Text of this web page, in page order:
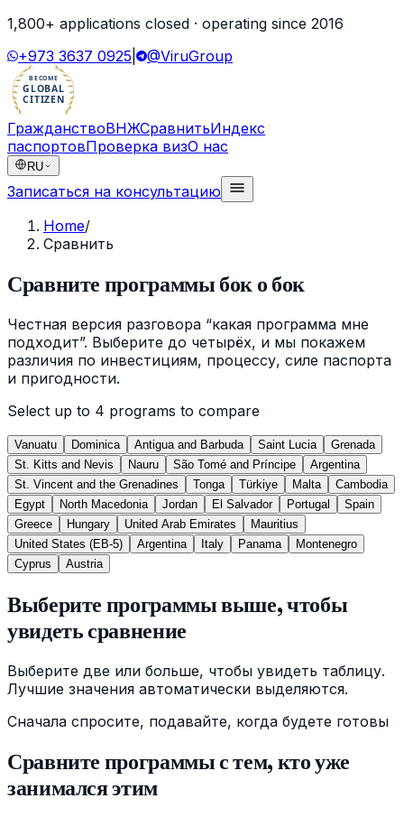
1,800+ applications closed · operating since 2016
+973 3637 0925
@ViruGroup
BECOME
GLOBAL
CITIZEN
ГражданствоВНЖСравнитьИндекс
паспортовПроверка визО нас
RU
Записаться на консультацию
Home/
Сравнить
Сравните программы бок о бок
Честная версия разговора “какая программа мне
подходит”. Выберите до четырёх, и мы покажем
различия по инвестициям, процессу, силе паспорта
и пригодности.
Select up to 4 programs to compare
Vanuatu Dominica Antigua and Barbuda Saint Lucia
Grenada
St. Kitts and Nevis
Nauru São Tomé and Príncipe
Argentina
St. Vincent and the Grenadines
Tonga Türkiye Malta
Cambodia
Egypt
North Macedonia Jordan El Salvador Portugal
Spain
Greece
Hungary United Arab Emirates
Mauritius
United States (EB-5)
Argentina Italy Panama
Montenegro
Cyprus
Austria
Выберите программы выше, чтобы
увидеть сравнение
Выберите две или больше, чтобы увидеть таблицу.
Лучшие значения автоматически выделяются.
Сначала спросите, подавайте, когда будете готовы
Сравните программы с тем, кто уже
занимался этим